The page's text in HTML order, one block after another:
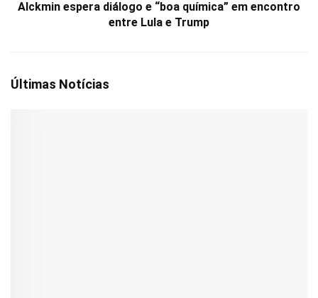
Alckmin espera diálogo e “boa química” em encontro
entre Lula e Trump
Últimas Notícias